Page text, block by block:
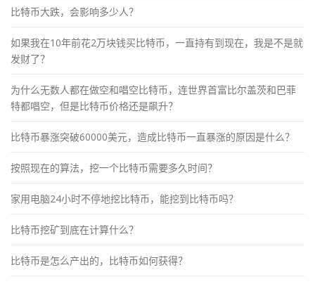
比特币大跌，会影响多少人？
如果我在10年前花2万块钱买比特币，一直持有到现在，我是不是就
发财了？
为什么无数人都在做空和唱空比特币，连世界首富比尔盖茨和巴菲
特都唱空，但是比特币价格还是飙升？
比特币暴涨突破60000美元，造成比特币一直暴涨的原因是什么？
按照现在的算法，挖一个比特币需要多久时间？
家用电脑24小时不停地挖比特币，能挖到比特币吗？
比特币挖矿到底在计算什么？
比特币是怎么产出的，比特币如何获得？